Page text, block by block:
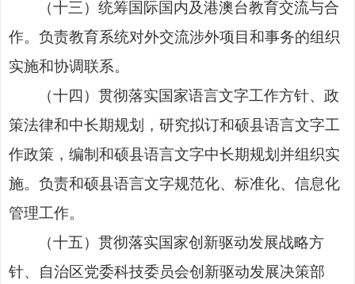
（十三）统筹国际国内及港澳台教育交流与合
作。负责教育系统对外交流涉外项目和事务的组织
实施和协调联系。
（十四）贯彻落实国家语言文字工作方针、政
策法律和中长期规划，研究拟订和硕县语言文字工
作政策，编制和硕县语言文字中长期规划并组织实
施。负责和硕县语言文字规范化、标准化、信息化
管理工作。
（十五）贯彻落实国家创新驱动发展战略方
针、自治区党委科技委员会创新驱动发展决策部